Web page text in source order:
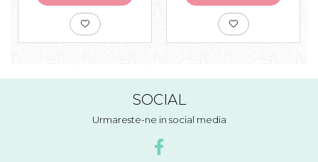
SOCIAL
Urmareste-ne in social media